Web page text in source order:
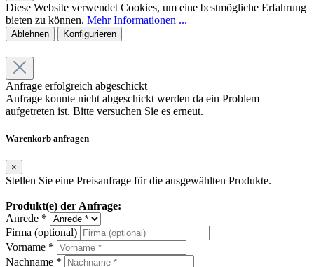
Diese Website verwendet Cookies, um eine bestmögliche Erfahrung
bieten zu können. Mehr Informationen ...
Ablehnen Konfigurieren
Anfrage erfolgreich abgeschickt
Anfrage konnte nicht abgeschickt werden da ein Problem
aufgetreten ist. Bitte versuchen Sie es erneut.
Warenkorb anfragen
×
Stellen Sie eine Preisanfrage für die ausgewählten Produkte.
Produkt(e) der Anfrage:
Anrede *
Firma (optional)
Vorname *
Nachname *